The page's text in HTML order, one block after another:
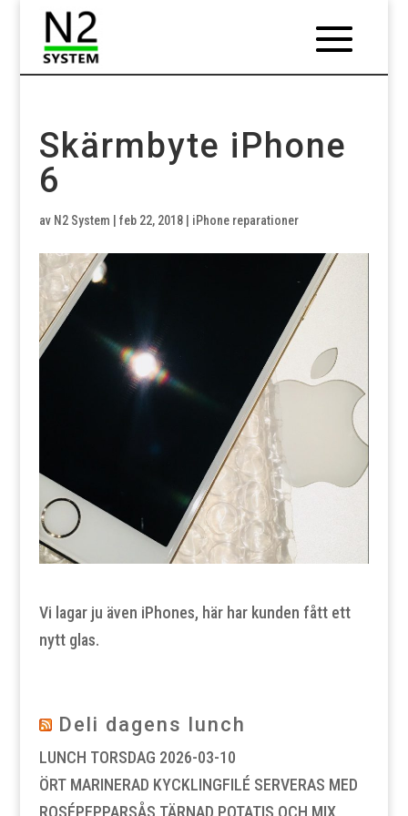
Skärmbyte iPhone
6
av N2 System feb 22, 2018| iPhone reparationer
Vi lagar ju även iPhones, här har kunden fått ett
nytt glas.
Deli dagens lunch
LUNCH TORSDAG 2026-03-10
ÖRT MARINERAD KYCKLINGFILÉ SERVERAS MED
ROSÉPEPPARSÅS,TÄRNAD POTATIS OCH MIX